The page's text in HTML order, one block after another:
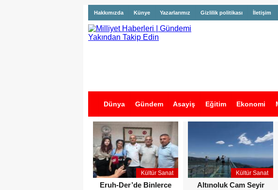
Hakkımızda Künye Yazarlarımız Gizlilik politikası İletişim
Dünya Gündem Asayiş Eğitim Ekonomi
İş İlanları
Kültür Sanat
Eruh-Der’de Binlerce
Kültür Sanat
Altınoluk Cam Seyir